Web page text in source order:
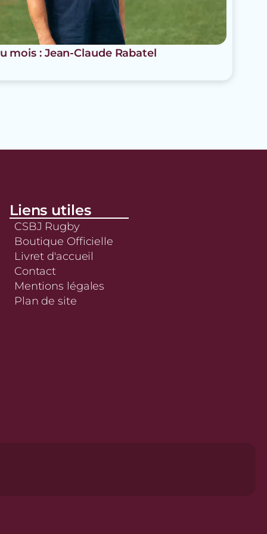
mois : Jean-Claude Rabatel
Liens utiles
CSBJ Rugby
Boutique Officielle
Livret d'accueil
Contact
Mentions légales
Plan de site